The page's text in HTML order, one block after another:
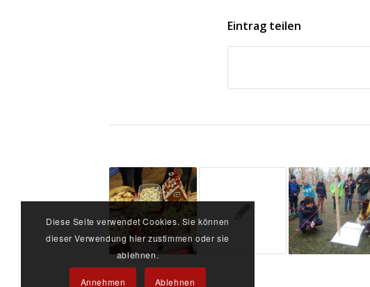
Eintrag teilen
Diese Seite verwendet Cookies. Sie können
dieser Verwendung hier zustimmen oder sie
ablehnen.
Annehmen Ablehnen